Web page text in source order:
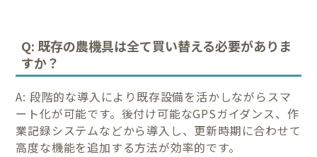
Q: 既存の農機具は全て買い替える必要がありま
すか？
A: 段階的な導入により既存設備を活かしながらスマ
ート化が可能です。後付け可能なGPSガイダンス、作
業記録システムなどから導入し、更新時期に合わせて
高度な機能を追加する方法が効率的です。